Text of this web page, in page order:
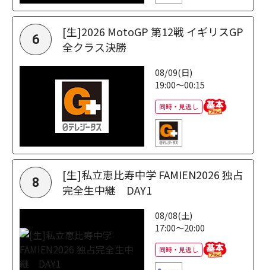
6
[生]2026 MotoGP 第12戦 イギリスGP
全クラス決勝
08/09(日)
19:00～00:15
同時・見逃し
8
[生]私立恵比寿中学 FAMIEN2026 独占
完全生中継 DAY1
08/08(土)
17:00～20:00
同時・見逃し